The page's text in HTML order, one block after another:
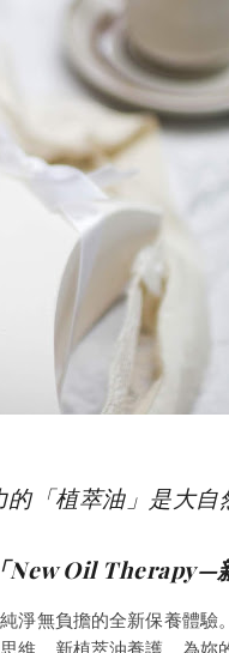
「植萃油」是大
「New Oil Therapy—
淨無負擔的全新保養體
維。新植萃油養護，為妳